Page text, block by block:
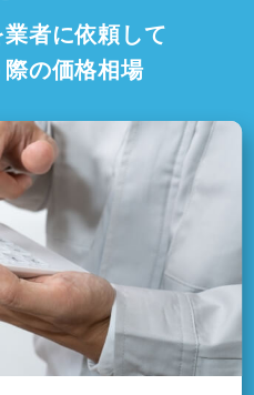
者に依頼して
の価格相場